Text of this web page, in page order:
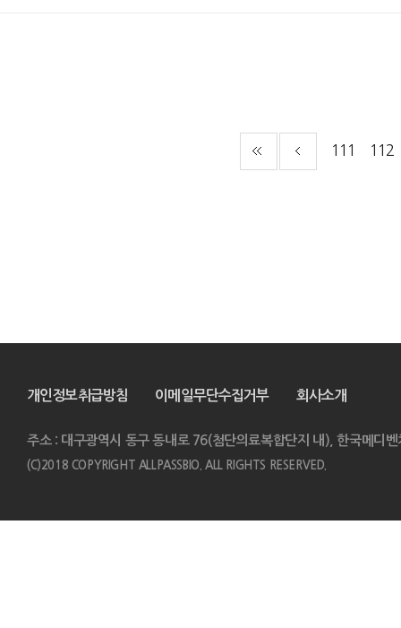
111 112
개인정보취급방침 이메일무단수집거부 회사소개
주소 : 대구광역시 동구 동내로 76(첨단의료복합단지 내), 한국메디
(C)2018 COPYRIGHT ALLPASSBIO. ALL RIGHTS RESERVED.